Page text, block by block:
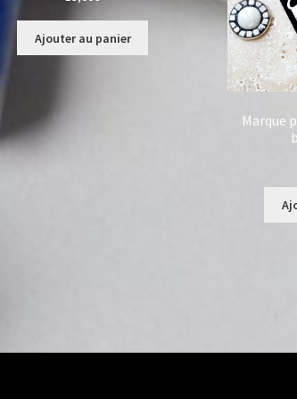
Ajouter au panier
Marque